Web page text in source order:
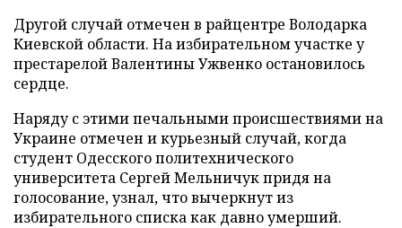
Другой случай отмечен в райцентре Володарка
Киевской области. На избирательном участке у
престарелой Валентины Ужвенко остановилось
сердце.
Наряду с этими печальными происшествиями на
Украине отмечен и курьезный случай, когда
студент Одесского политехнического
университета Сергей Мельничук придя на
голосование, узнал, что вычеркнут из
избирательного списка как давно умерший.